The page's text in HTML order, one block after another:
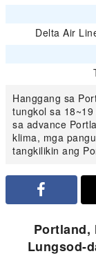
Delta Air
Hanggang sa
tungkol sa
sa advance
klima, mga
tangkilikin ang
Portland,
Lungsod-